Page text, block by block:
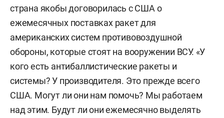
страна якобы договорилась с США о
ежемесячных поставках ракет для
американских систем противовоздушной
обороны, которые стоят на вооружении ВСУ. «У
кого есть антибаллистические ракеты и
системы? У производителя. Это прежде всего
США. Могут ли они нам помочь? Мы работаем
над этим. Будут ли они ежемесячно выделять